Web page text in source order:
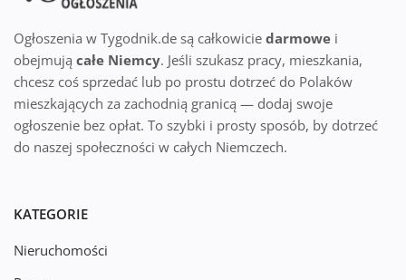
Ogłoszenia w Tygodnik.de są całkowicie darmowe i
obejmują całe Niemcy. Jeśli szukasz pracy, mieszkania,
chcesz coś sprzedać lub po prostu dotrzeć do Polaków
mieszkających za zachodnią granicą — dodaj swoje
ogłoszenie bez opłat. To szybki i prosty sposób, by dotrzeć
do naszej społeczności w całych Niemczech.
KATEGORIE
Nieruchomości